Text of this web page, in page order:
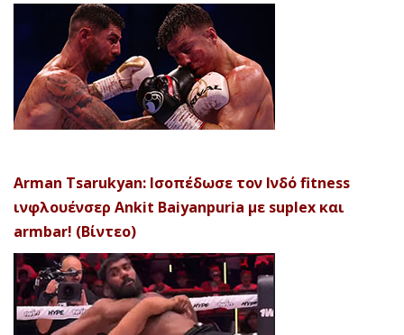
Arman Tsarukyan: Ισοπέδωσε τον Ινδό fitness
ινφλουένσερ Ankit Baiyanpuria με suplex και
armbar! (Βίντεο)